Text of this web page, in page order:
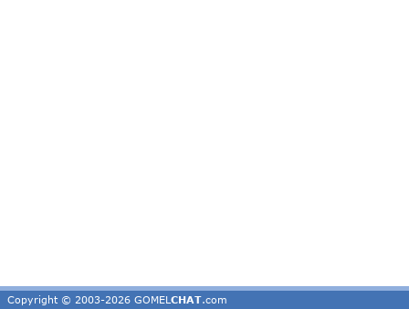
Copyright © 2003-2026 GOMEL CHAT.com